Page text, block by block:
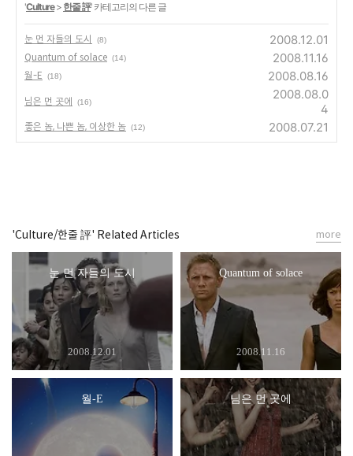
'Culture> 한줄 評' 카테고리의 다른 글
눈 먼 자들의 도시 (8) 2008.12.01
Quantum of solace (14) 2008.11.16
월-E (18) 2008.08.16
님은 먼 곳에 (16)
2008.08.0
4
좋은 놈, 나쁜 놈, 이상한 놈 (12) 2008.07.21
'Culture/한줄 評' Related Articles
눈 먼 자들의 도시
2008.12.01
Quantum of solace
2008.11.16
월-E 님은 먼 곳에
more